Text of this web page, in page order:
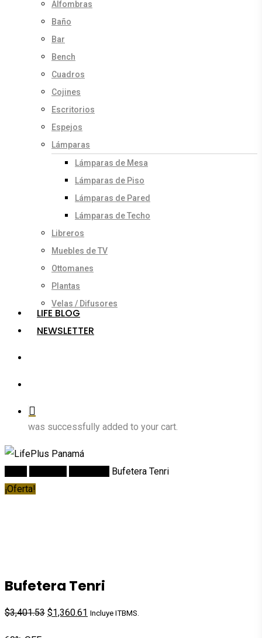
Alfombras
Baño
Bar
Bench
Cuadros
Cojines
Escritorios
Espejos
Lámparas
Lámparas de Mesa
Lámparas de Piso
Lámparas de Pared
Lámparas de Techo
Libreros
Muebles de TV
Ottomanes
Plantas
Velas / Difusores
LIFE BLOG
NEWSLETTER
was successfully added to your cart.
Bufetera Tenri
¡Oferta!
Bufetera Tenri
$3,401.53 El
$1,360.61 El
Incluye ITBMS.